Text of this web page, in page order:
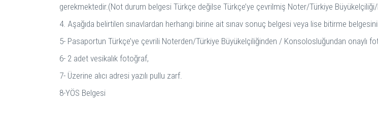
gerekmektedir.(Not durum belgesi Türkçe değilse Türkçe’ye çevrilmiş Noter/Türkiye
4. Aşağıda belirtilen sınavlardan herhangi birine ait sınav sonuç belgesi veya lise bitirme
5- Pasaportun Türkçe’ye çevrili Noterden/Türkiye Büyükelçiliğinden / Konsolosluğundan onaylı
6- 2 adet vesikalık fotoğraf,
7- Üzerine alıcı adresi yazılı pullu zarf.
8-YÖS Belgesi